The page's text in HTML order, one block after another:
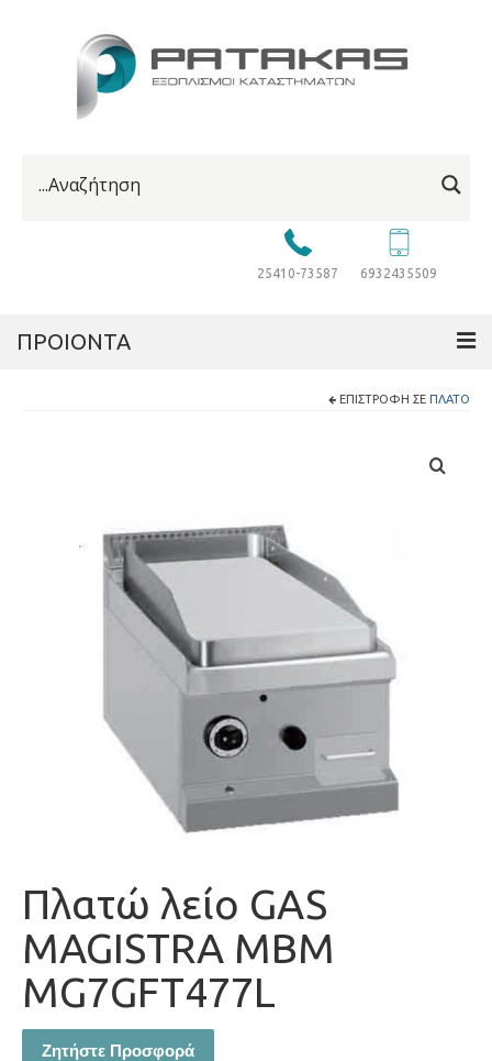
25410-73587 6932435509
ΠΡΟΙΟΝΤΑ
ΕΠΙΣΤΡΟΦΉ ΣΕ ΠΛΑΤΌ
Πλατώ λείο GAS
MAGISTRA MBM
MG7GFT477L
Ζητήστε Προσφορά